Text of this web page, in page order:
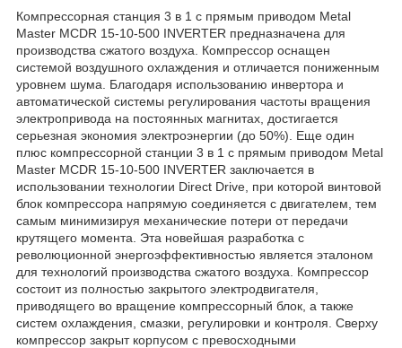
Компрессорная станция 3 в 1 с прямым приводом Metal
Master MCDR 15-10-500 INVERTER предназначена для
производства сжатого воздуха. Компрессор оснащен
системой воздушного охлаждения и отличается пониженным
уровнем шума. Благодаря использованию инвертора и
автоматической системы регулирования частоты вращения
электропривода на постоянных магнитах, достигается
серьезная экономия электроэнергии (до 50%). Еще один
плюс компрессорной станции 3 в 1 с прямым приводом Metal
Master MCDR 15-10-500 INVERTER заключается в
использовании технологии Direct Drive, при которой винтовой
блок компрессора напрямую соединяется с двигателем, тем
самым минимизируя механические потери от передачи
крутящего момента. Эта новейшая разработка с
революционной энергоэффективностью является эталоном
для технологий производства сжатого воздуха. Компрессор
состоит из полностью закрытого электродвигателя,
приводящего во вращение компрессорный блок, а также
систем охлаждения, смазки, регулировки и контроля. Сверху
компрессор закрыт корпусом с превосходными